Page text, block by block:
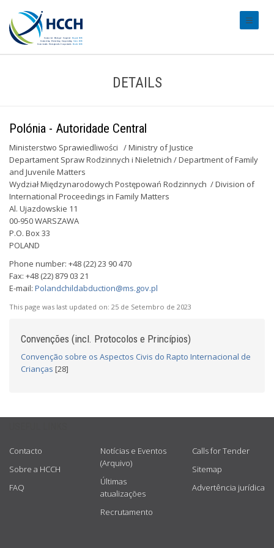
DETAILS
Polónia - Autoridade Central
Ministerstwo Sprawiedliwości / Ministry of Justice
Departament Spraw Rodzinnych i Nieletnich / Department of Family
and Juvenile Matters
Wydział Międzynarodowych Postępowań Rodzinnych / Division of
International Proceedings in Family Matters
Al. Ujazdowskie 11
00-950 WARSZAWA
P.O. Box 33
POLAND
Phone number: +48 (22) 23 90 470
Fax: +48 (22) 879 03 21
E-mail: Polandchildabduction@ms.gov.pl
This page was last updated on: 25 de Setembro de 2023
Convenções (incl. Protocolos e Princípios)
Convenção sobre os Aspectos Civis do Rapto Internacional de
Crianças [28]
Contacto
Sobre a HCCH
FAQ
Notícias e Eventos
(Arquivo)
Últimas
atualizações
Recrutamento
Calls for Tender
Sitemap
Advertência jurídica